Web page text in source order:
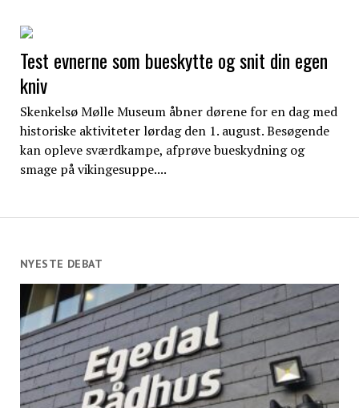
Test evnerne som bueskytte og snit din egen
kniv
Skenkelsø Mølle Museum åbner dørene for en dag med
historiske aktiviteter lørdag den 1. august. Besøgende
kan opleve sværdkampe, afprøve bueskydning og
smage på vikingesuppe....
NYESTE DEBAT